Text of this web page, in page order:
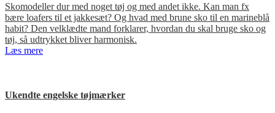
Skomodeller dur med noget tøj og med andet ikke. Kan man fx
bære loafers til et jakkesæt? Og hvad med brune sko til en marineblå
habit? Den velklædte mand forklarer, hvordan du skal bruge sko og
tøj, så udtrykket bliver harmonisk.
Læs mere
Ukendte engelske tøjmærker